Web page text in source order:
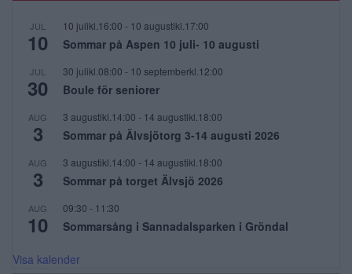
JUL
10
10 julikl.16:00 - 10 augustikl.17:00
Sommar på Aspen 10 juli- 10 augusti
JUL
30
30 julikl.08:00 - 10 septemberkl.12:00
Boule för seniorer
AUG
3
3 augustikl.14:00 - 14 augustikl.18:00
Sommar på Älvsjötorg 3-14 augusti 2026
AUG
3
3 augustikl.14:00 - 14 augustikl.18:00
Sommar på torget Älvsjö 2026
AUG
10
09:30 - 11:30
Sommarsång i Sannadalsparken i Gröndal
Visa kalender